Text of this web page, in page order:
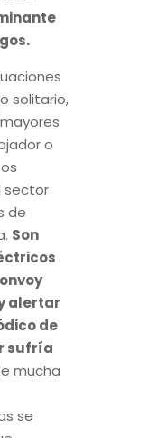
solitario,
o
sector
de
Son
alertar
de
sufría
mucha
se